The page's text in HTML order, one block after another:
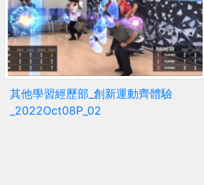
其他學習經歷部_創新運動齊體驗
_2022Oct08P_02